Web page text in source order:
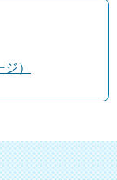
）